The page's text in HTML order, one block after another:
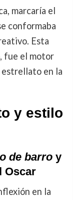
marcaría el
conformaba
Esta
fue el motor
estrellato en la
y estilo
de barroy
Oscar
en la